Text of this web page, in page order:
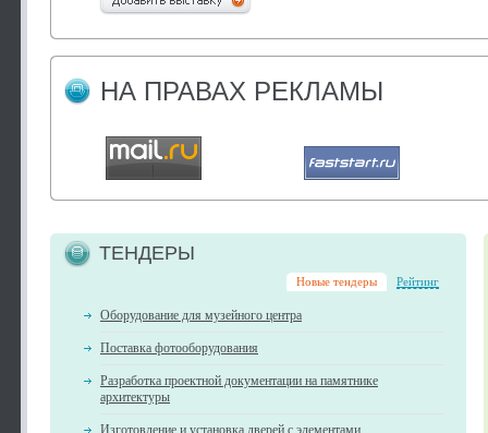
НА ПРАВАХ РЕКЛАМЫ
ТЕНДЕРЫ
Новые тендеры Рейтинг
Оборудование для музейного центра
Поставка фотооборудования
Разработка проектной документации на памятнике
архитектуры
Изготовление и установка дверей с элементами